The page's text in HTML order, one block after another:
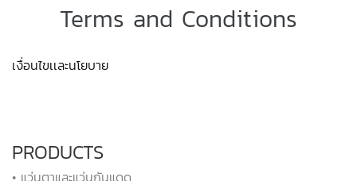
Terms and Conditions
เงื่อนไขเเละนโยบาย
PRODUCTS
• แว่นตาและแว่นกันแดด